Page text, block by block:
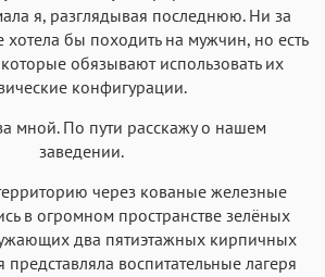
я, разглядывая последнюю. Ни за
бы походить на мужчин, но есть
обязывают использовать их
конфигурации.
мной. По пути расскажу о нашем
заведении.
через кованые железные
в огромном пространстве зелёных
два пятиэтажных кирпичных
представляла воспитательные лагеря